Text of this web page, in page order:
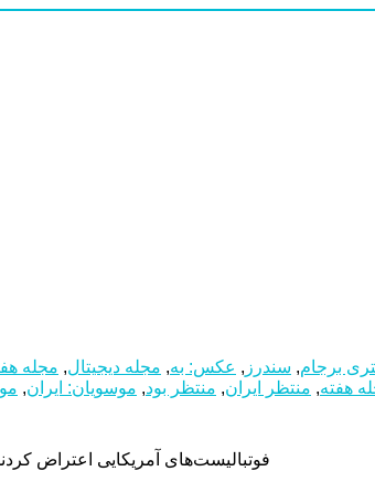
برجام, سندرز , عکس: به, مجله دیجیتال, مجله
هفته, منتظر ایران, منتظر بود, موسویان: ایران,
فوتبالیست‌های آمریکایی اعتراض